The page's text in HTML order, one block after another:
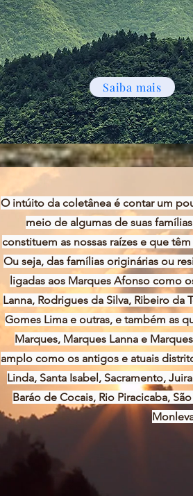
Saiba mais
O intúito da coletânea é contar um
meio de algumas de suas
constituem as nossas raízes e que
Ou seja, das famílias originárias ou
ligadas aos Marques Afonso como
Lanna, Rodrigues da Silva, Ribeiro da
Gomes Lima e outras, e também as
Marques, Marques Lanna e
amplo como os antigos e atuais
Linda, Santa Isabel, Sacramento,
Baráo de Cocais, Rio Piracicaba,